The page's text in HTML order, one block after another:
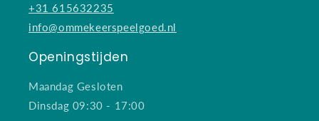
+31 615632235
info@ommekeerspeelgoed.nl
Openingstijden
Maandag Gesloten
Dinsdag 09:30 - 17:00